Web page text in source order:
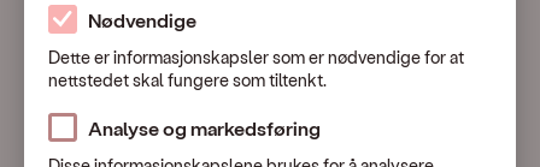
Mobilabonnement
Nødvendige
Dette er informasjonskapsler som er nødvendige for at
nettstedet skal fungere som tiltenkt.
Analyse og markedsføring